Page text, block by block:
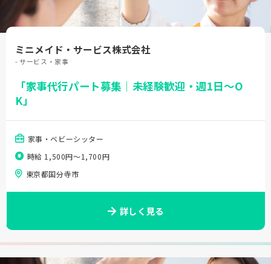
ミニメイド・サービス株式会社
- サービス・家事
「家事代行パート募集｜未経験歓迎・週1日～O
K」
家事・ベビーシッター
時給 1,500円〜1,700円
東京都国分寺市
詳しく見る